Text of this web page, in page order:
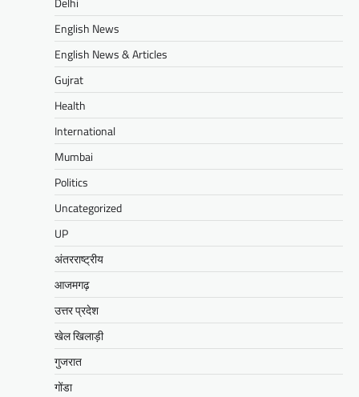
English News
English News & Articles
Gujrat
Health
International
Mumbai
Politics
Uncategorized
UP
अंतरराष्ट्रीय
आजमगढ़
उत्तर प्रदेश
खेल खिलाड़ी
गुजरात
गोंडा